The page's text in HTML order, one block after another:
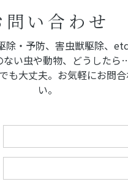
問い合わせ
除・予防、害虫獣駆除、
ない虫や動物、どうしたら
も大丈夫。お気軽にお問
い。